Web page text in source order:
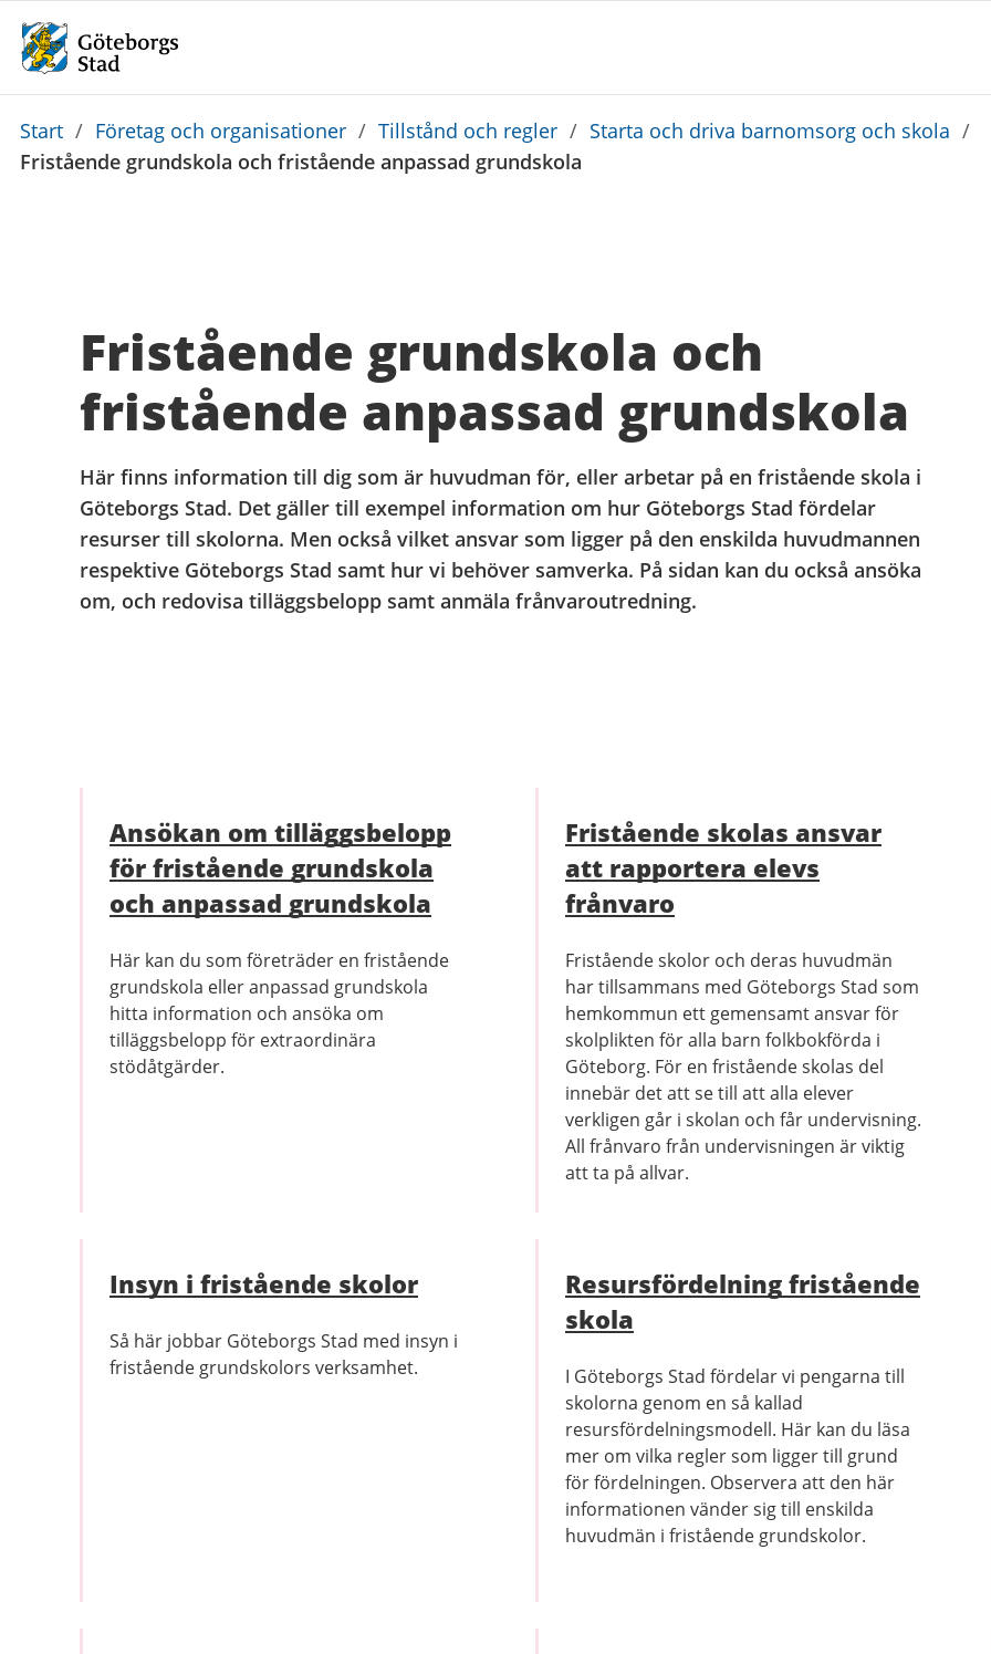
Du
är
Start / Företag och organisationer / Tillstånd och regler / Starta och driva barnomsorg och skola /
Fristående grundskola och fristående anpassad grundskola
Fristående grundskola och
fristående anpassad grundskola
Här finns information till dig som är huvudman för, eller arbetar på en fristående skola i
Göteborgs Stad. Det gäller till exempel information om hur Göteborgs Stad fördelar
resurser till skolorna. Men också vilket ansvar som ligger på den enskilda huvudmannen
respektive Göteborgs Stad samt hur vi behöver samverka. På sidan kan du också ansöka
om, och redovisa tilläggsbelopp samt anmäla frånvaroutredning.
Ansökan om tilläggsbelopp
för fristående grundskola
och anpassad grundskola
Här kan du som företräder en fristående
grundskola eller anpassad grundskola
hitta information och ansöka om
tilläggsbelopp för extraordinära
stödåtgärder.
Fristående skolas ansvar
att rapportera elevs
frånvaro
Fristående skolor och deras huvudmän
har tillsammans med Göteborgs Stad som
hemkommun ett gemensamt ansvar för
skolplikten för alla barn folkbokförda i
Göteborg. För en fristående skolas del
innebär det att se till att alla elever
verkligen går i skolan och får undervisning.
All frånvaro från undervisningen är viktig
att ta på allvar.
Insyn i fristående skolor
Så här jobbar Göteborgs Stad med insyn i
fristående grundskolors verksamhet.
Resursfördelning fristående
skola
I Göteborgs Stad fördelar vi pengarna till
skolorna genom en så kallad
resursfördelningsmodell. Här kan du läsa
mer om vilka regler som ligger till grund
för fördelningen. Observera att den här
informationen vänder sig till enskilda
huvudmän i fristående grundskolor.